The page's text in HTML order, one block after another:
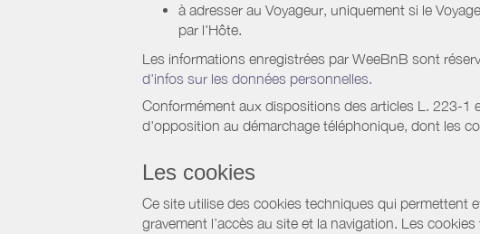
à adresser au Voyageur, uniquement si le
par l'Hôte.
Les informations enregistrées par WeeBnB sont
d'infos sur les données personnelles.
Conformément aux dispositions des articles L. 223-
d'opposition au démarchage téléphonique, dont les
Les cookies
Ce site utilise des cookies techniques qui permettent
gravement l’accès au site et la navigation. Les